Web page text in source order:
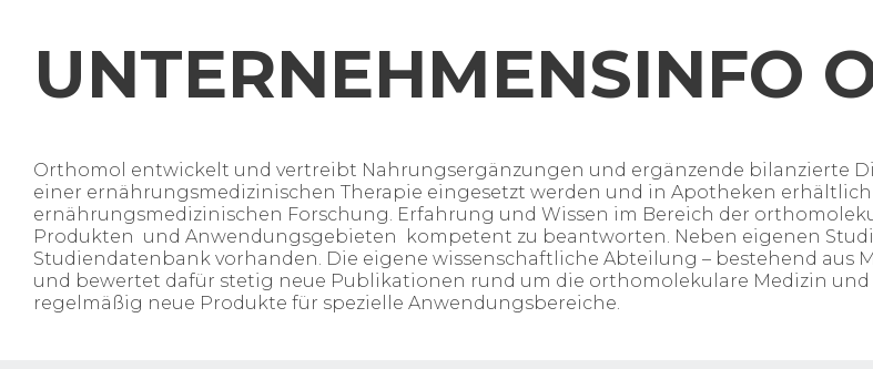
UNTERNEHMENSINFO
Orthomol entwickelt und vertreibt Nahrungsergänzungen und ergänzende bilanzierte
einer ernährungsmedizinischen Therapie eingesetzt werden und in Apotheken
ernährungsmedizinischen Forschung. Erfahrung und Wissen im Bereich der
Produkten und Anwendungsgebieten kompetent zu beantworten. Neben eigenen
Studiendatenbank vorhanden. Die eigene wissenschaftliche Abteilung – bestehend aus
und bewertet dafür stetig neue Publikationen rund um die orthomolekulare Medizin
regelmäßig neue Produkte für spezielle Anwendungsbereiche.